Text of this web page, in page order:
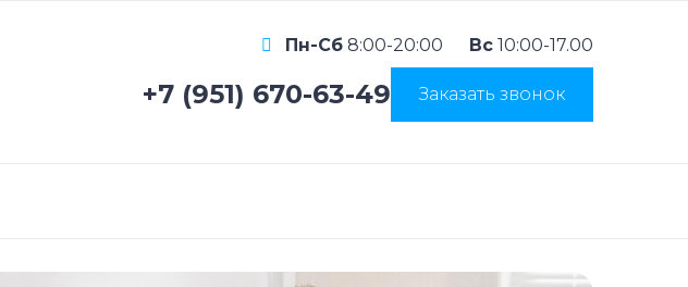
Пн-Сб 8:00-20:00 Вс 10:00-17.00
+7 (951) 670-63-49 Заказать звонок